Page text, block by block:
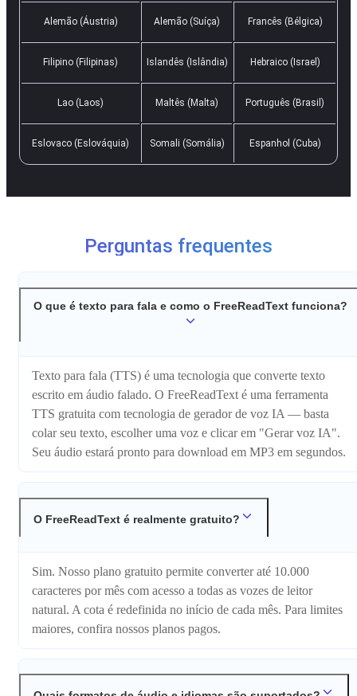
Alemão (Áustria) Alemão (Suíça) Francês (Bélgica)
Filipino (Filipinas) Islandês (Islândia) Hebraico (Israel)
Lao (Laos) Maltês (Malta) Português (Brasil)
Eslovaco (Eslováquia) Somali (Somália) Espanhol (Cuba)
Perguntas frequentes
O que é texto para fala e como o FreeReadText funciona?
Texto para fala (TTS) é uma tecnologia que converte texto
escrito em áudio falado. O FreeReadText é uma ferramenta
TTS gratuita com tecnologia de gerador de voz IA — basta
colar seu texto, escolher uma voz e clicar em "Gerar voz IA".
Seu áudio estará pronto para download em MP3 em segundos.
O FreeReadText é realmente gratuito?
Sim. Nosso plano gratuito permite converter até 10.000
caracteres por mês com acesso a todas as vozes de leitor
natural. A cota é redefinida no início de cada mês. Para limites
maiores, confira nossos planos pagos.